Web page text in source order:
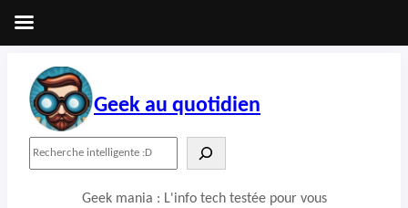
contenu
Geek au quotidien
Geek mania : L'info tech testée pour vous